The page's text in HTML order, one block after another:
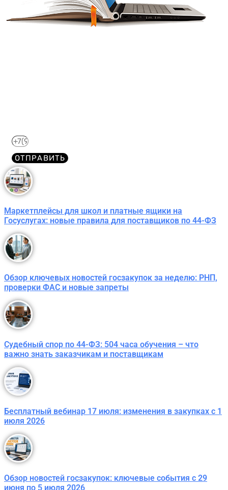
ОТПРАВИТЬ
Маркетплейсы для школ и платные ящики на
Госуслугах: новые правила для поставщиков по 44-ФЗ
Обзор ключевых новостей госзакупок за неделю: РНП,
проверки ФАС и новые запреты
Судебный спор по 44-ФЗ: 504 часа обучения – что
важно знать заказчикам и поставщикам
Бесплатный вебинар 17 июля: изменения в закупках с 1
июля 2026
Обзор новостей госзакупок: ключевые события с 29
июня по 5 июля 2026